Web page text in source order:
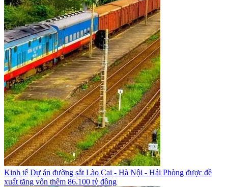
Kinh tế Dự án đường sắt Lào Cai - Hà Nội - Hải Phòng được đề
xuất tăng vốn thêm 86.100 tỷ đồng